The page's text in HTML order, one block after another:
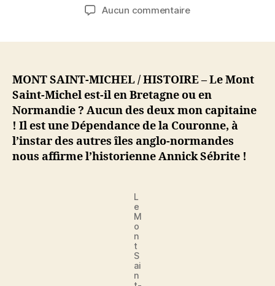
Aucun commentairesur
n’est
ni
ni
Normand,
mais
Dépendance
MONT SAINT-MICHEL / HISTOIRE – Le Mont
Saint-Michel est-il en Bretagne ou en
Normandie ? Aucun des deux mon capitaine
! Il est une Dépendance de la Couronne, à
l’instar des autres îles anglo-normandes
nous affirme l’historienne Annick Sébrite !
L
e
M
o
n
t
S
ai
n